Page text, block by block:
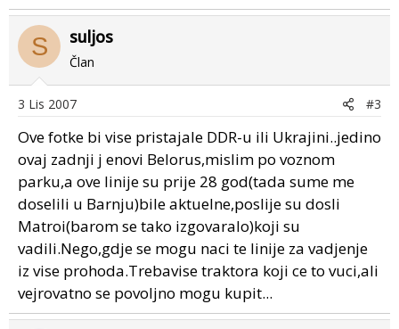
S suljos
Član
3 Lis 2007 #3
Ove fotke bi vise pristajale DDR-u ili Ukrajini..jedino
ovaj zadnji j enovi Belorus,mislim po voznom
parku,a ove linije su prije 28 god(tada sume me
doselili u Barnju)bile aktuelne,poslije su dosli
Matroi(barom se tako izgovaralo)koji su
vadili.Nego,gdje se mogu naci te linije za vadjenje
iz vise prohoda.Trebavise traktora koji ce to vuci,ali
vejrovatno se povoljno mogu kupit...